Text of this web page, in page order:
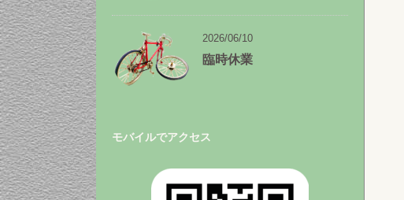
2026/06/10
臨時休業
モバイルでアクセス